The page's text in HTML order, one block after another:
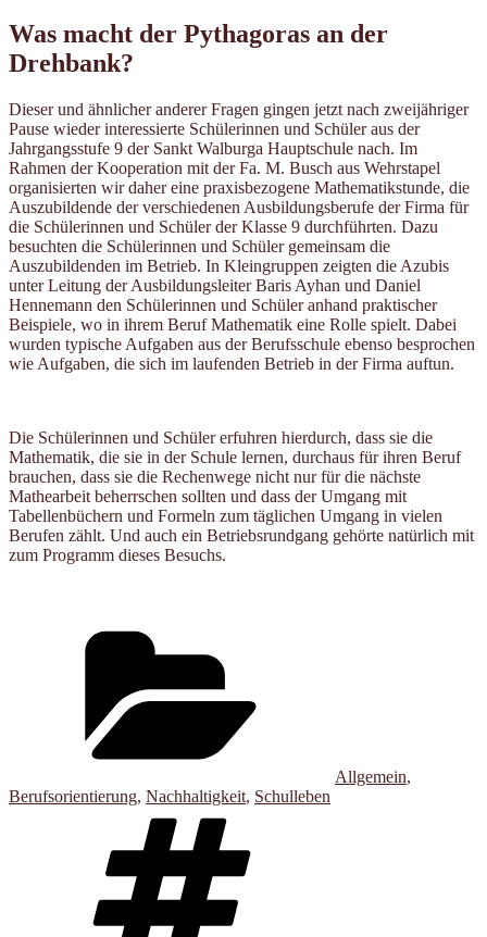
Was macht der Pythagoras an der
Drehbank?
Dieser und ähnlicher anderer Fragen gingen jetzt nach zweijähriger
Pause wieder interessierte Schülerinnen und Schüler aus der
Jahrgangsstufe 9 der Sankt Walburga Hauptschule nach. Im
Rahmen der Kooperation mit der Fa. M. Busch aus Wehrstapel
organisierten wir daher eine praxisbezogene Mathematikstunde, die
Auszubildende der verschiedenen Ausbildungsberufe der Firma für
die Schülerinnen und Schüler der Klasse 9 durchführten. Dazu
besuchten die Schülerinnen und Schüler gemeinsam die
Auszubildenden im Betrieb. In Kleingruppen zeigten die Azubis
unter Leitung der Ausbildungsleiter Baris Ayhan und Daniel
Hennemann den Schülerinnen und Schüler anhand praktischer
Beispiele, wo in ihrem Beruf Mathematik eine Rolle spielt. Dabei
wurden typische Aufgaben aus der Berufsschule ebenso besprochen
wie Aufgaben, die sich im laufenden Betrieb in der Firma auftun.
Die Schülerinnen und Schüler erfuhren hierdurch, dass sie die
Mathematik, die sie in der Schule lernen, durchaus für ihren Beruf
brauchen, dass sie die Rechenwege nicht nur für die nächste
Mathearbeit beherrschen sollten und dass der Umgang mit
Tabellenbüchern und Formeln zum täglichen Umgang in vielen
Berufen zählt. Und auch ein Betriebsrundgang gehörte natürlich mit
zum Programm dieses Besuchs.
Allgemein,
Berufsorientierung, Nachhaltigkeit, Schulleben